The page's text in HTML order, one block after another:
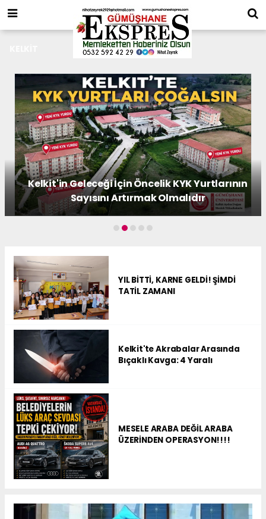
GÜKDEF Yönetiminden Gazetemize Ziyaret
YIL BİTTİ, KARNE GELDİ! ŞİMDİ
TATİL ZAMANI
Kelkit'te Akrabalar Arasında
Bıçaklı Kavga: 4 Yaralı
MESELE ARABA DEĞİL ARABA
ÜZERİNDEN OPERASYON!!!!